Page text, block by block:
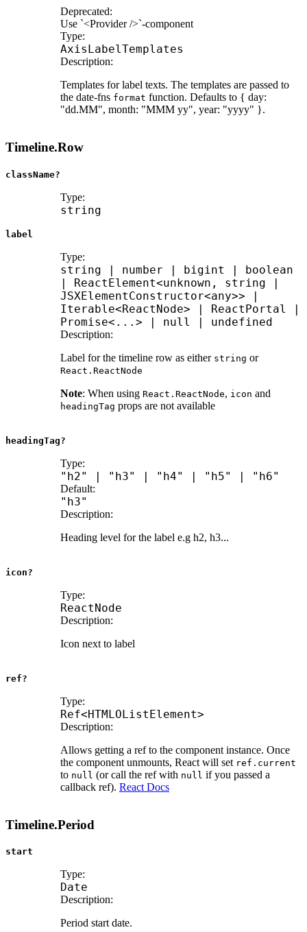
Deprecated:
Use `<Provider />`-component
Type:
AxisLabelTemplates
Description:
Templates for label texts. The templates are passed to
the date-fns format function. Defaults to { day:
"dd.MM", month: "MMM yy", year: "yyyy" }.
Timeline.Row
className?
Type:
string
label
Type:
string | number | bigint |
boolean
|
ReactElement<unknown , string
|
JSXElementConstructor<any>>
|
Iterable<ReactNode> | ReactPortal
|
Promise< ... > | null | undefined
Description:
Label for the timeline row as either string or
React.ReactNode
Note: When using React.ReactNode, icon and
headingTag props are not available
headingTag?
Type:
"h2" | "h3" | "h4" | "h5" | "h6"
Default:
"h3"
Description:
Heading level for the label e.g h2, h3...
icon?
Type:
ReactNode
Description:
Icon next to label
ref?
Type:
Ref<HTMLOListElement>
Description:
Allows getting a ref to the component instance. Once
the component unmounts, React will set ref.current
to null (or call the ref with null if you passed a
callback ref). React Docs
Timeline.Period
start
Type:
Date
Description:
Period start date.